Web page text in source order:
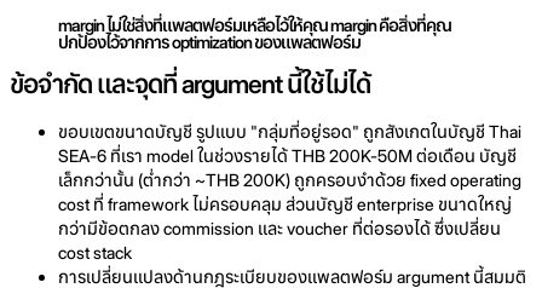
margin ไม่ใช่สิ่งที่แพลตฟอร์มเหลือไว้ให้คุณ margin คือสิ่งที่คุณ
ปกป้องไว้จากการ optimization ของแพลตฟอร์ม
ข้อจำกัด และจุดที่ argument นี้ใช้ไม่ได้
ขอบเขตขนาดบัญชี รูปแบบ "กลุ่มที่อยู่รอด" ถูกสังเกตในบัญชี Thai
SEA-6 ที่เรา model ในช่วงรายได้ THB 200K-50M ต่อเดือน บัญชี
เล็กกว่านั้น (ต่ำกว่า ~THB 200K) ถูกครอบงำด้วย fixed operating
cost ที่ framework ไม่ครอบคลุม ส่วนบัญชี enterprise ขนาดใหญ่
กว่ามีข้อตกลง commission และ voucher ที่ต่อรองได้ ซึ่งเปลี่ยน
cost stack
การเปลี่ยนแปลงด้านกฎระเบียบของแพลตฟอร์ม argument นี้สมมติ